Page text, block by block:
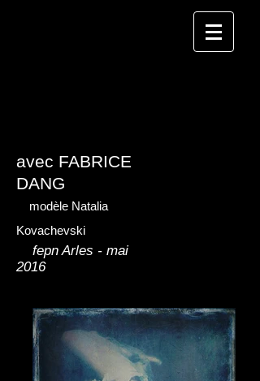
avec FABRICE
DANG
modèle Natalia
Kovachevski
fepn Arles - mai
2016